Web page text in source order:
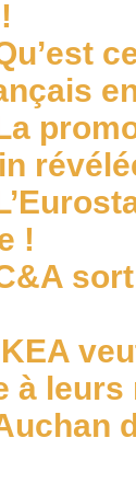
!
à leurs